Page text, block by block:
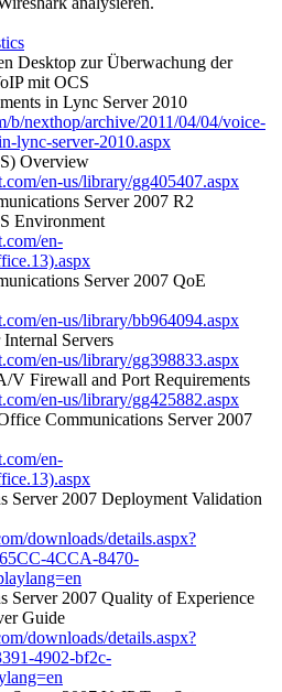
Desktop zur Überwachung der
mit OCS
in Lync Server 2010
b/nexthop/archive/2011/04/04/voice-
lync-server-2010.aspx
Overview
en-us/library/gg405407.aspx
Server 2007 R2
Environment
en-
Server 2007 QoE
en-us/library/bb964094.aspx
Servers
en-us/library/gg398833.aspx
V Firewall and Port Requirements
en-us/library/gg425882.aspx
Communications Server 2007
en-
Server 2007 Deployment Validation
downloads/details.aspx?
4CCA-8470-
Server 2007 Quality of Experience
Guide
downloads/details.aspx?
4902-bf2c-